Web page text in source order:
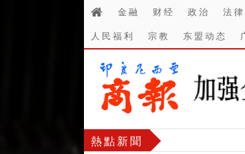
金融 财经 政治 法律
人民福利
宗教 东盟动态
熱點新聞